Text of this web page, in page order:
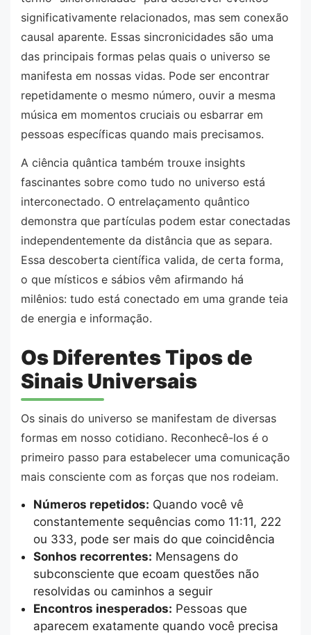
significativamente relacionados, mas sem conexão
causal aparente. Essas sincronicidades são uma
das principais formas pelas quais o universo se
manifesta em nossas vidas. Pode ser encontrar
repetidamente o mesmo número, ouvir a mesma
música em momentos cruciais ou esbarrar em
pessoas específicas quando mais precisamos.
A ciência quântica também trouxe insights
fascinantes sobre como tudo no universo está
interconectado. O entrelaçamento quântico
demonstra que partículas podem estar conectadas
independentemente da distância que as separa.
Essa descoberta científica valida, de certa forma,
o que místicos e sábios vêm afirmando há
milênios: tudo está conectado em uma grande teia
de energia e informação.
Os Diferentes Tipos de
Sinais Universais
Os sinais do universo se manifestam de diversas
formas em nosso cotidiano. Reconhecê-los é o
primeiro passo para estabelecer uma comunicação
mais consciente com as forças que nos rodeiam.
Números repetidos: Quando você vê
constantemente sequências como 11:11, 222
ou 333, pode ser mais do que coincidência
Sonhos recorrentes: Mensagens do
subconsciente que ecoam questões não
resolvidas ou caminhos a seguir
Encontros inesperados: Pessoas que
aparecem exatamente quando você precisa